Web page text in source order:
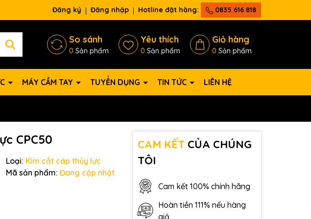
Đăng ký Đăng nhập Hotline đặt hàng: 0835 616 818
So sánh
0 Sản phẩm
Yêu thích
0 Sản phẩm
Giỏ hàng
0 Sản phẩm
MÁY CẦM TAY TUYỂN DỤNG TIN TỨC LIÊN HỆ
CPC50
Loại: Kìm cắt cáp thủy lực
Mã sản phẩm: Đang cập nhật
CAM KẾTCỦA CHÚNG
TÔI
Cam kết 100% chính hãng
Hoàn tiền 111% nếu hàng
giả